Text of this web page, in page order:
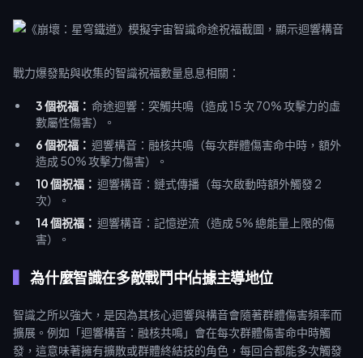
戰力爆發點與收集的智識祝福數量息息相關：
3 個祝福： 命途迴響：突觸共鳴（造成 15 次 70% 攻擊力的虛
數屬性傷害）。
6 個祝福： 迴響構音：融核共鳴（每次群體傷害命中時，額外
造成 50% 攻擊力傷害）。
10 個祝福： 迴響構音：鏈式傳播（每次啟動時額外觸發 2
次）。
14 個祝福： 迴響構音：記憶逆流（造成 5% 總能量上限的傷
害）。
為什麼智識在多敵戰鬥中佔據主導地位
智識之所以強大，是因為其核心迴響與構音會隨著群體傷害頻率而
擴展。例如「迴響構音：融核共鳴」會在每次群體傷害命中時觸
發，這意味著擁有擴散或群體終結技的角色，每回合都能多次觸發